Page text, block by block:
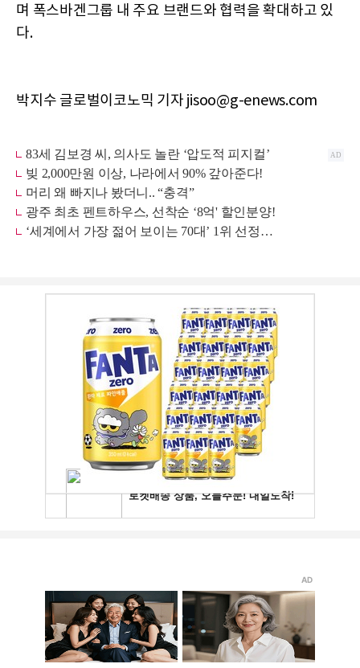
며 폭스바겐그룹 내 주요 브랜드와 협력을 확대하고 있
다.
박지수 글로벌이코노믹 기자 jisoo@g-enews.com